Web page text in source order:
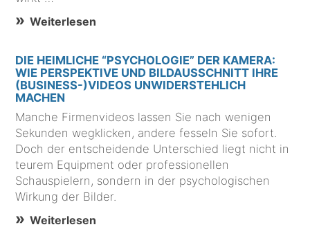
Weiterlesen
DIE HEIMLICHE “PSYCHOLOGIE” DER KAMERA:
WIE PERSPEKTIVE UND BILDAUSSCHNITT IHRE
(BUSINESS-)VIDEOS UNWIDERSTEHLICH
MACHEN
Manche Firmenvideos lassen Sie nach wenigen
Sekunden wegklicken, andere fesseln Sie sofort.
Doch der entscheidende Unterschied liegt nicht in
teurem Equipment oder professionellen
Schauspielern, sondern in der psychologischen
Wirkung der Bilder.
Weiterlesen